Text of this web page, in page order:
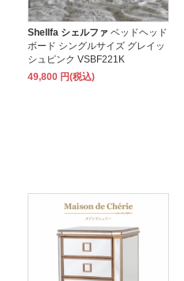
Shellfa シェルファ ベッドヘッド
ボード シングルサイズ グレイッ
シュピンク VSBF221K
49,800 円(税込)